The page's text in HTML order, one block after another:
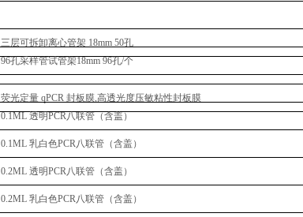
三层可拆卸离心管架 18mm 50孔
荧光定量 qPCR 封板膜,高透光度压敏粘性封板膜
96孔采样管试管架18mm 96孔/个
0.1ML 透明PCR八联管（含盖）
0.1ML 乳白色PCR八联管（含盖）
0.2ML 透明PCR八联管（含盖）
0.2ML 乳白色PCR八联管（含盖）